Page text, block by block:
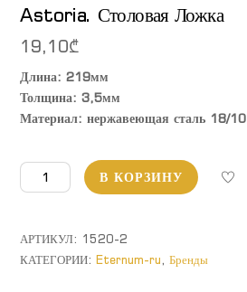
Astoria. Столовая Ложка
19,10₾
Длина: 219мм
Толщина: 3,5мм
Материал: нержавеющая сталь 18/10
Количество
товара
Столовая
Ложка
В КОРЗИНУ
АРТИКУЛ: 1520-2
КАТЕГОРИИ:Eternum-ru,Бренды